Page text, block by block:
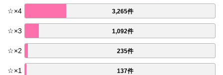
☆×4 3,265件
☆×3 1,092件
☆×2 235件
☆×1 137件